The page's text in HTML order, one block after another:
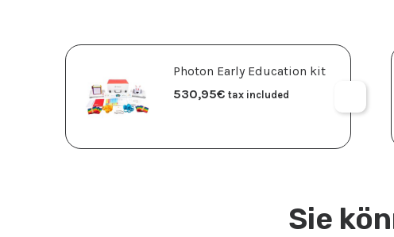
Photon Early Education kit
530,95€ tax included
Sie